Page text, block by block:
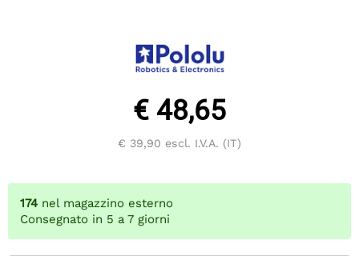
€ 48,65
€ 39,90 escl. I.V.A. (IT)
174 nel magazzino esterno
Consegnato in 5 a 7 giorni